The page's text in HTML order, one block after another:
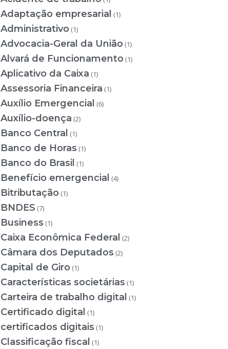
Adaptação empresarial (1)
Administrativo (1)
Advocacia-Geral da União (1)
Alvará de Funcionamento (1)
Aplicativo da Caixa (1)
Assessoria Financeira (1)
Auxílio Emergencial (6)
Auxílio-doença (2)
Banco Central (1)
Banco de Horas (1)
Banco do Brasil (1)
Benefício emergencial (4)
Bitributação (1)
BNDES (7)
Business (1)
Caixa Econômica Federal (2)
Câmara dos Deputados (2)
Capital de Giro (1)
Características societárias (1)
Carteira de trabalho digital (1)
Certificado digital (1)
certificados digitais (1)
Classificação fiscal (1)